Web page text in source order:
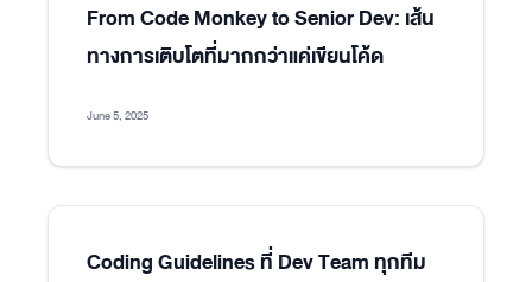
From Code Monkey to Senior Dev: เส้น
ทางการเติบโตที่มากกว่าแค่เขียนโค้ด
June 5, 2025
Coding Guidelines ที่ Dev Team ทุกทีม